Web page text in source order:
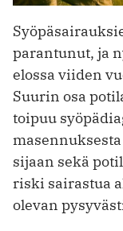
parantunut, ja
elossa viiden
Suurin osa
toipuu
sijaan sekä
riski sairastua
olevan